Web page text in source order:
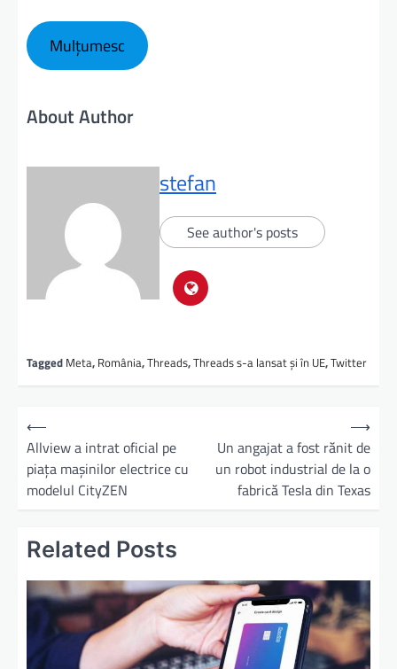
Mulțumesc
About Author
stefan
See author's posts
Tagged Meta, România,Threads,Threads s-a lansat și în UE,Twitter
⟵
Allview a intrat oficial pe
piața mașinilor electrice cu
modelul CityZEN
Un angajat a fost rănit de
un robot industrial de la o
fabrică Tesla din Texas
⟶
Related Posts